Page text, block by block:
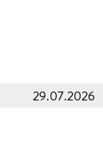
29.07.2026